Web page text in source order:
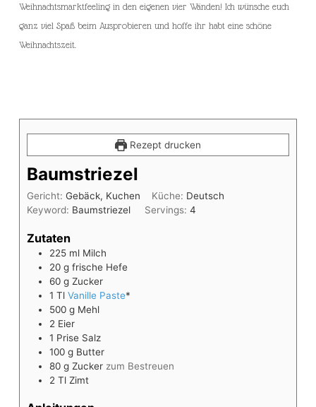
Weihnachtsmarktfeeling in den eigenen vier Wänden! Ich wünsche euch
ganz viel Spaß beim Ausprobieren und hoffe ihr habt eine schöne
Weihnachtszeit.
Rezept drucken
Baumstriezel
Gericht: Gebäck, Kuchen Küche: Deutsch
Keyword: Baumstriezel Servings:4
Zutaten
225 ml Milch
20 g frische Hefe
60 g Zucker
1 Tl Vanille Paste*
500 g Mehl
2 Eier
1 Prise Salz
100 g Butter
80 g Zucker zum Bestreuen
2 Tl Zimt